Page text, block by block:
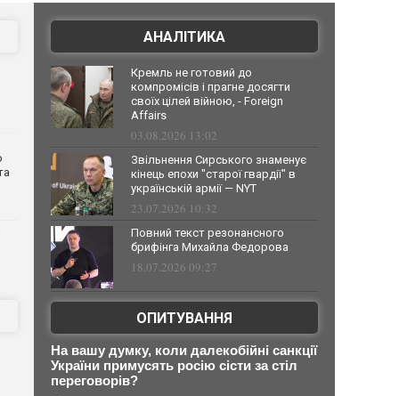
АНАЛІТИКА
Кремль не готовий до
компромісів і прагне досягти
своїх цілей війною, - Foreign
Affairs
03.08.2026 13:02
Звільнення Сирського знаменує
кінець епохи "старої гвардії" в
українській армії — NYT
23.07.2026 10:32
Повний текст резонансного
брифінга Михайла Федорова
18.07.2026 09:27
ОПИТУВАННЯ
На вашу думку, коли далекобійні санкції
України примусять росію сісти за стіл
переговорів?